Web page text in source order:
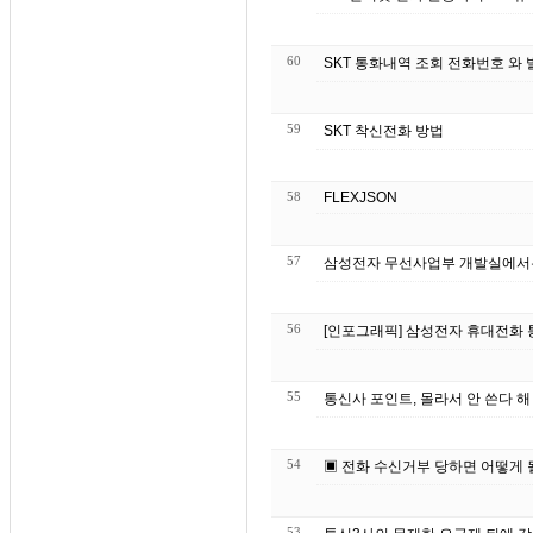
60 SKT 통화내역 조회 전화번호 와
59 SKT 착신전화 방법
58 FLEXJSON
57 삼성전자 무선사업부 개발실에
56 [인포그래픽] 삼성전자 휴대전화
55 통
54 ▣ 전화 수신거부 당하면 어떻게